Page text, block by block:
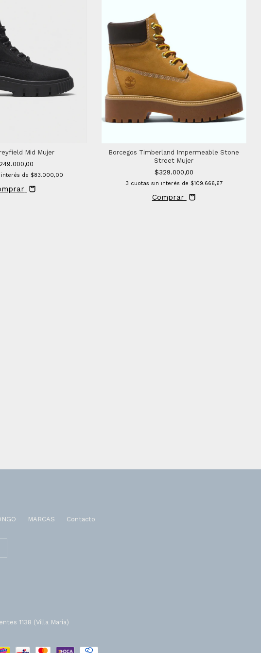
Mid Mujer
de $83.000,00
Borcegos Timberland Impermeable Stone
Street Mujer
$329.000,00
3 cuotas sin interés de $109.666,67
Comprar
MARCAS Contacto
1138 (Villa Maria)